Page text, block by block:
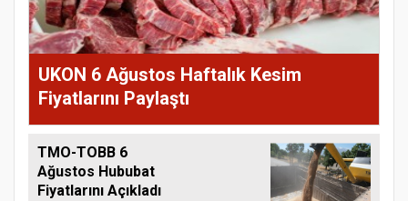
UKON 6 Ağustos Haftalık Kesim
Fiyatlarını Paylaştı
TMO-TOBB 6
Ağustos Hububat
Fiyatlarını Açıkladı